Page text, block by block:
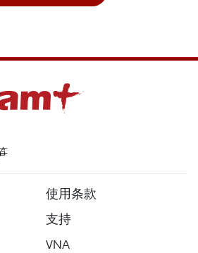
使用条款
支持
VNA